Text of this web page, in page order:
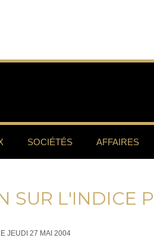
SOCIÉTÉS AFFAIRES
SUR L'INDICE
JEUDI 27 MAI 2004